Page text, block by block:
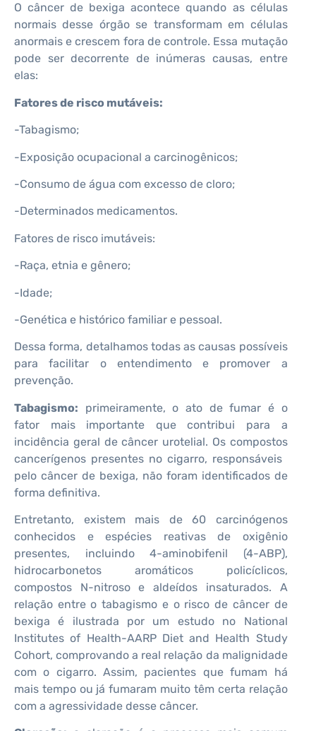
O câncer de bexiga acontece quando as células
normais desse órgão se transformam em células
anormais e crescem fora de controle. Essa mutação
pode ser decorrente de inúmeras causas, entre
elas:
Fatores de risco mutáveis:
-Tabagismo;
-Exposição ocupacional a carcinogênicos;
-Consumo de água com excesso de cloro;
-Determinados medicamentos.
Fatores de risco imutáveis:
-Raça, etnia e gênero;
-Idade;
-Genética e histórico familiar e pessoal.
Dessa forma, detalhamos todas as causas possíveis
para facilitar o entendimento e promover a
prevenção.
Tabagismo: primeiramente, o ato de fumar é o
fator mais importante que contribui para a
incidência geral de câncer urotelial. Os compostos
cancerígenos presentes no cigarro, responsáveis ​​
pelo câncer de bexiga, não foram identificados de
forma definitiva.
Entretanto, existem mais de 60 carcinógenos
conhecidos e espécies reativas de oxigênio
presentes, incluindo 4-aminobifenil (4-ABP),
hidrocarbonetos aromáticos policíclicos,
compostos N-nitroso e aldeídos insaturados. A
relação entre o tabagismo e o risco de câncer de
bexiga é ilustrada por um estudo no National
Institutes of Health-AARP Diet and Health Study
Cohort, comprovando a real relação da malignidade
com o cigarro. Assim, pacientes que fumam há
mais tempo ou já fumaram muito têm certa relação
com a agressividade desse câncer.